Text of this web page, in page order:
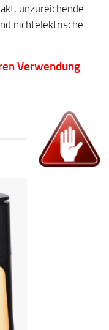
unzureichende
nichtelektrische
Verwendung